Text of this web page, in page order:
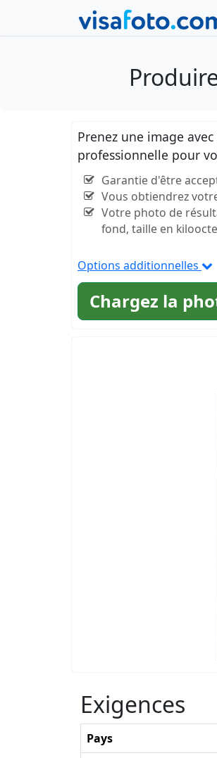
Prenez une image
professionnelle pour
Garantie d'être
Vous obtiendrez
Votre photo de
fond, taille en
Options additionnelles
Chargez la
Exigences
Pays